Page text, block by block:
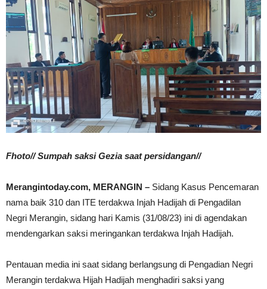
Fhoto// Sumpah saksi Gezia saat persidangan//
Merangintoday.com, MERANGIN – Sidang Kasus Pencemaran
nama baik 310 dan ITE terdakwa Injah Hadijah di Pengadilan
Negri Merangin, sidang hari Kamis (31/08/23) ini di agendakan
mendengarkan saksi meringankan terdakwa Injah Hadijah.
Pentauan media ini saat sidang berlangsung di Pengadian Negri
Merangin terdakwa Hijah Hadijah menghadiri saksi yang